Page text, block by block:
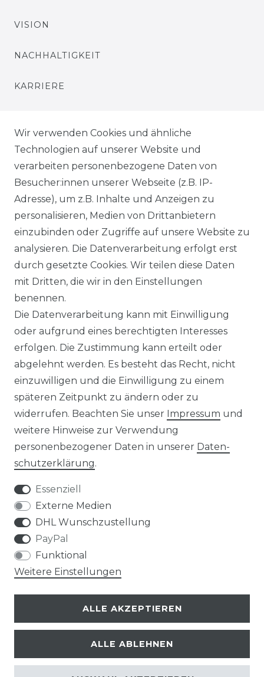
VISION
NACHHALTIGKEIT
KARRIERE
BLOG
VORTEILE
☛ TOP Marken – TOP Qualität
☞ Fachhändler mit Beratung
☛ Über 30.000 Top Bewertungen
☞ Mehr als 200.000 Produkte am Lager
Impressum Daten­schutz­erklärung
Widerrufs­recht
Wir verwenden Cookies und ähnliche
Technologien auf unserer Website und
verarbeiten personenbezogene Daten von
Besucher:innen unserer Webseite (z.B. IP-
Adresse), um z.B. Inhalte und Anzeigen zu
personalisieren, Medien von Drittanbietern
einzubinden oder Zugriffe auf unsere Website zu
analysieren. Die Datenverarbeitung erfolgt erst
durch gesetzte Cookies. Wir teilen diese Daten
mit Dritten, die wir in den Einstellungen
benennen.
Die Datenverarbeitung kann mit Einwilligung
oder aufgrund eines berechtigten Interesses
erfolgen. Die Zustimmung kann erteilt oder
abgelehnt werden. Es besteht das Recht, nicht
einzuwilligen und die Einwilligung zu einem
späteren Zeitpunkt zu ändern oder zu
widerrufen. Beachten Sie unser Impressum und
weitere Hinweise zur Verwendung
personenbezogener Daten in unserer Daten­
schutz­erklärung.
Essenziell
Externe Medien
DHL Wunschzustellung
PayPal
Funktional
Weitere Einstellungen
ALLE AKZEPTIEREN
ALLE ABLEHNEN